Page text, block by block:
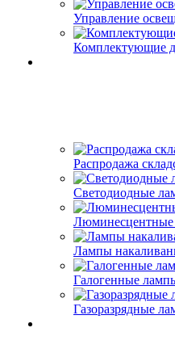
Управление
Комплектующие
Распродажа
Светодиодные
Лампы
Галогенные
Газоразрядные